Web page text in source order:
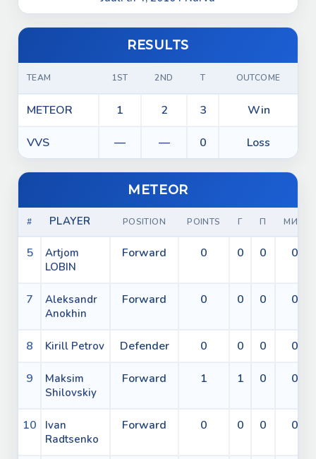
RESULTS
TEAM 1ST 2ND T OUTCOME
METEOR 1 2 3 Win
VVS — — 0 Loss
METEOR
# PLAYER POSITION POINTS Г П МИН
5
Artjom
LOBIN
Forward 0 0 0 0
7
Aleksandr
Anokhin
Forward 0 0 0 0
8 Kirill Petrov Defender 0 0 0 0
9
Maksim
Shilovskiy
Forward 1 1 0 0
10
Ivan
Radtsenko
Forward 0 0 0 0